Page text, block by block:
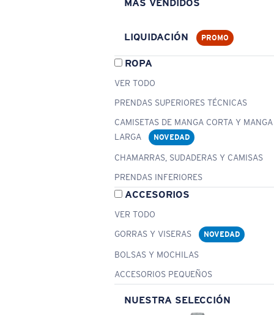
MÁS VENDIDOS
LIQUIDACIÓN PROMO
ROPA
VER TODO
PRENDAS SUPERIORES TÉCNICAS
CAMISETAS DE MANGA CORTA Y MANGA
LARGA
NOVEDAD
CHAMARRAS, SUDADERAS Y CAMISAS
PRENDAS INFERIORES
ACCESORIOS
VER TODO
GORRAS Y VISERAS
NOVEDAD
BOLSAS Y MOCHILAS
ACCESORIOS PEQUEÑOS
NUESTRA SELECCIÓN